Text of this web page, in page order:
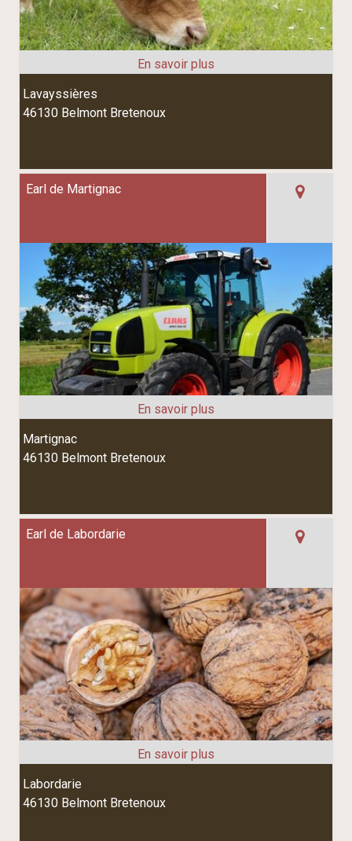
Lavayssières
46130 Belmont Bretenoux
Earl de Martignac
Martignac
46130 Belmont Bretenoux
Earl de Labordarie
Labordarie
46130 Belmont Bretenoux